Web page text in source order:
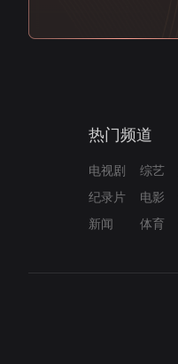
热门频道
电视剧 综艺
纪录片
电影
新闻
体育